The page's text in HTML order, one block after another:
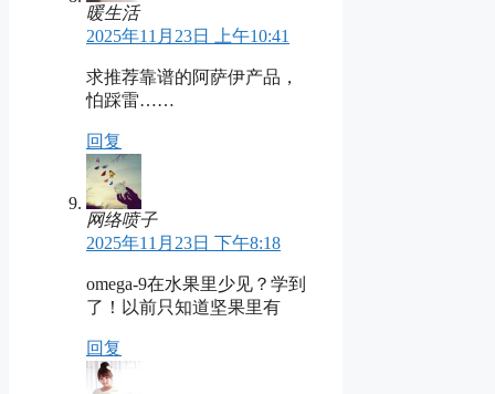
暖生活
2025年11月23日 上午10:41
求推荐靠谱的阿萨伊产品，
怕踩雷……
回复
网络喷子
2025年11月23日 下午8:18
omega-9在水果里少见？学到
了！以前只知道坚果里有
回复